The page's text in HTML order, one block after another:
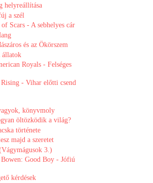
helyreállítása
a szél
Scars - A sebhelyes cár
és az Ökörszem
állatok
Royals - Felséges
- Vihar előtti csend
könyvmoly
​öltözködik a világ?
története
majd a szeretet
3.)
Good Boy - Jófiú
kérdések